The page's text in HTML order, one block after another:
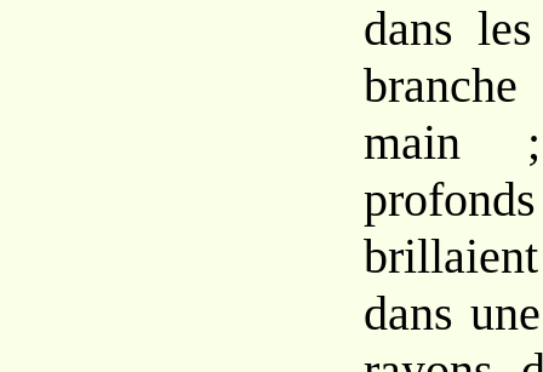
dans
main
dans